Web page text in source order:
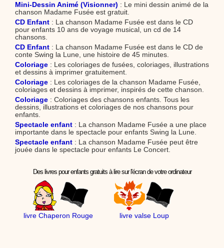
Mini-Dessin Animé (Visionner) : Le mini dessin animé de la
chanson Madame Fusée est gratuit.
CD Enfant : La chanson Madame Fusée est dans le CD
pour enfants 10 ans de voyage musical, un cd de 14
chansons.
CD Enfant : La chanson Madame Fusée est dans le CD de
conte Swing la Lune, une histoire de 45 minutes.
Coloriage : Les coloriages de fusées, coloriages, illustrations
et dessins à imprimer gratuitement.
Coloriage : Les coloriages de la chanson Madame Fusée,
coloriages et dessins à imprimer, inspirés de cette chanson.
Coloriage : Coloriages des chansons enfants. Tous les
dessins, illustrations et coloriages de nos chansons pour
enfants.
Spectacle enfant : La chanson Madame Fusée a une place
importante dans le spectacle pour enfants Swing la Lune.
Spectacle enfant : La chanson Madame Fusée peut être
jouée dans le spectacle pour enfants Le Concert.
Des livres pour enfants gratuits à lire sur l'écran de votre ordinateur
livre Chaperon Rouge livre valse Loup